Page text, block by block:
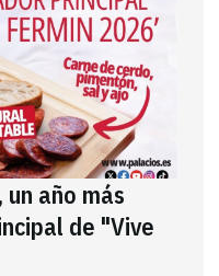
año más
de "Vive